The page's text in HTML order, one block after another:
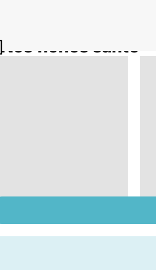
Nos fiches santé
infections